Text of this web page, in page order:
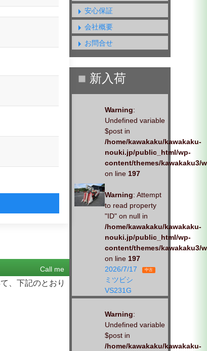
Call me
、下記のとおり
安心保証
会社概要
お問合せ
Warning:
Undefined variable
$post in
/home/kawakaku/kawakaku-
nouki.jp/public_html/wp-
content/themes/kawakaku3/
on line 197
Warning: Attempt
to read property
"ID" on null in
/home/kawakaku/kawakaku-
nouki.jp/public_html/wp-
content/themes/kawakaku3/
on line 197
2026/7/17
中古
ミツビシ
VS231G
Warning:
Undefined variable
$post in
/home/kawakaku/kawakaku-